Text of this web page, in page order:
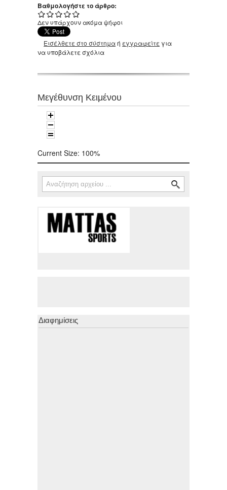
Βαθμολογήστε το άρθρο:
Δεν υπάρχουν ακόμα ψήφοι
Εισέλθετε στο σύστημαή εγγραφείτε για
να υποβάλετε σχόλια
Μεγέθυνση Κειμένου
Current Size: 100%
Φόρμα αναζήτησης
Αναζήτηση
Διαφημίσεις